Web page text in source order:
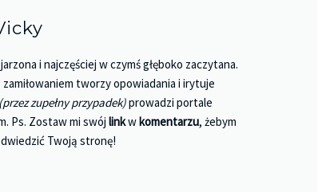
i najczęściej w czymś głęboko zaczytana.
tworzy opowiadania i irytuje
(przez zupełny przypadek)prowadzi portale
Ps. Zostaw mi swójlinkwkomentarzu, żebym
Twoją stronę!